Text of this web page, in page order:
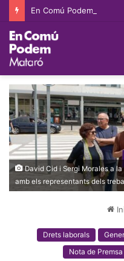
David Cid i Sergi Morales a
amb els representants dels
Drets laborals
Nota de Premsa